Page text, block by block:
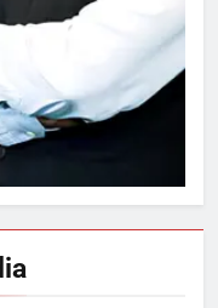
आपूर्ति से कृषि,
और स्वरोजगार को
में आने वाले भक्तों
द्वार